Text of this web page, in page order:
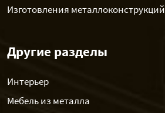
Изготовления металлоконструкций
Другие разделы
Интерьер
Мебель из металла